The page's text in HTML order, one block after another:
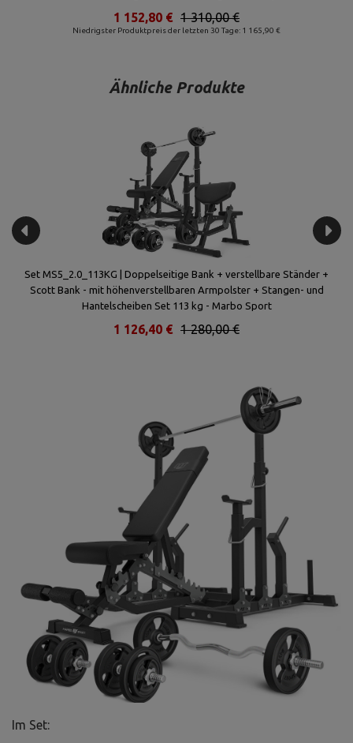
Niedrigster Produktpreis der letzten 30 Tage: 1 165,90 €
1 310,00 €
1 152,80 €
Ähnliche Produkte
Set MS5_2.0_113KG | Doppelseitige Bank + verstellbare Ständer +
Scott Bank - mit höhenverstellbaren Armpolster + Stangen- und
Hantelscheiben Set 113 kg - Marbo Sport
1 280,00 €
1 126,40 €
Im Set: